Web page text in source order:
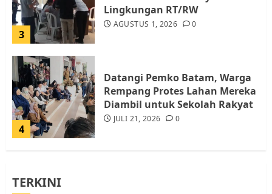
3
Lingkungan RT/RW
AGUSTUS 1, 2026 0
4
Datangi Pemko Batam, Warga
Rempang Protes Lahan Mereka
Diambil untuk Sekolah Rakyat
JULI 21, 2026 0
TERKINI